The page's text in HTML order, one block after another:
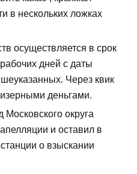
в нескольких ложках
осуществляется в срок
дней с даты
Через квик
деньгами.
округа
и оставил в
о взыскании